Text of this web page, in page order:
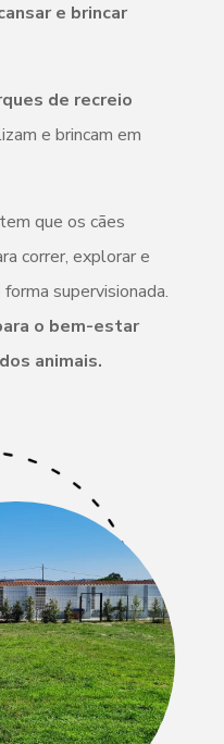
e brincar
de recreio
e brincam em
que os cães
correr, explorar e
supervisionada.
o bem-estar
animais.